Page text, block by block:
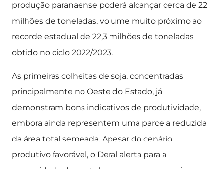
produção paranaense poderá alcançar cerca de 22
milhões de toneladas, volume muito próximo ao
recorde estadual de 22,3 milhões de toneladas
obtido no ciclo 2022/2023.
As primeiras colheitas de soja, concentradas
principalmente no Oeste do Estado, já
demonstram bons indicativos de produtividade,
embora ainda representem uma parcela reduzida
da área total semeada. Apesar do cenário
produtivo favorável, o Deral alerta para a